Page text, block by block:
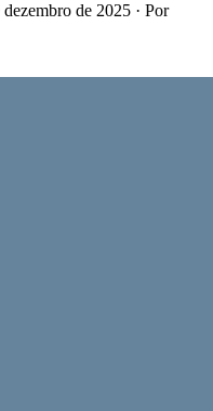
dezembro de 2025 · Por